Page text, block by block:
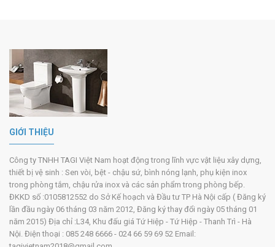
GIỚI THIỆU
Công ty TNHH TAGI Việt Nam hoạt động trong lĩnh vực vật liệu xây dựng,
thiết bị vệ sinh : Sen vòi, bệt - chậu sứ, bình nóng lạnh, phụ kiện inox
trong phòng tắm, chậu rửa inox và các sản phẩm trong phòng bếp.
ĐKKD số :0105812552 do Sở Kế hoạch và Đầu tư TP Hà Nội cấp ( Đăng ký
lần đầu ngày 06 tháng 03 năm 2012, Đăng ký thay đổi ngày 05 tháng 01
năm 2015) Địa chỉ :L34, Khu đấu giá Tứ Hiệp - Tứ Hiệp - Thanh Trì - Hà
Nội. Điện thoại : 085 248 6666 - 024 66 59 69 52 Email: